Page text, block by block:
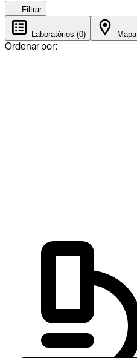
Filtrar
Laboratórios (0) Mapa
Ordenar por: